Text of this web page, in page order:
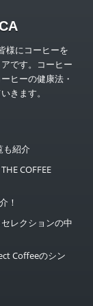
様にコーヒーを
です。コーヒー
ヒーの健康法・
きます。
も紹介
COFFEE
！
レクションの中
Coffeeのシン